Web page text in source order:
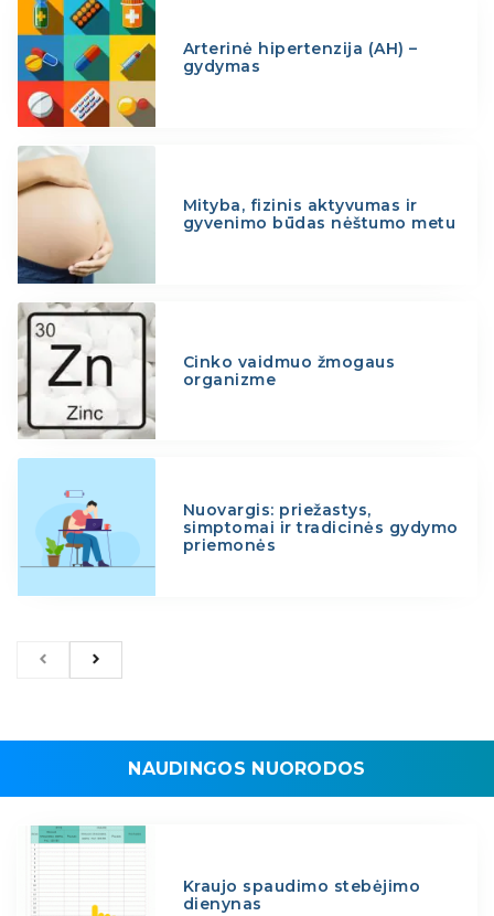
Arterinė hipertenzija (AH) –
gydymas
Mityba, fizinis aktyvumas ir
gyvenimo būdas nėštumo metu
Cinko vaidmuo žmogaus
organizme
Nuovargis: priežastys,
simptomai ir tradicinės gydymo
priemonės
NAUDINGOS NUORODOS
Kraujo spaudimo stebėjimo
dienynas